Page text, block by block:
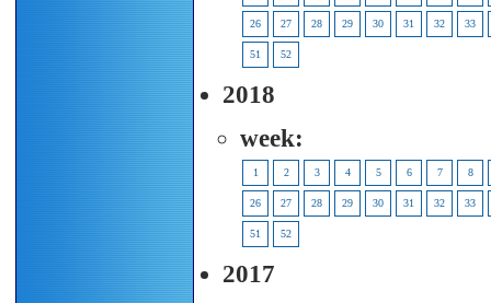
26 27 28 29 30 31 32 33
51 52
2018
week:
1 2 3 4 5 6 7 8
26 27 28 29 30 31 32 33
51 52
2017